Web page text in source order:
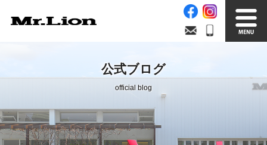
在庫車情報 買取無料査定
Factory
自社工場 サービス案内
公式ブログ
official blog